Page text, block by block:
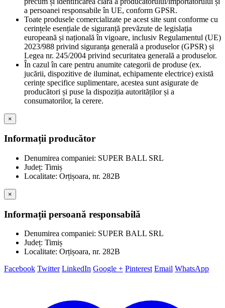
a persoanei responsabile în UE, conform GPSR.
Toate produsele comercializate pe acest site sunt conforme cu
cerințele esențiale de siguranță prevăzute de legislația
europeană și națională în vigoare, inclusiv Regulamentul (UE)
2023/988 privind siguranța generală a produselor (GPSR) și
Legea nr. 245/2004 privind securitatea generală a produselor.
În cazul în care pentru anumite categorii de produse (ex.
jucării, dispozitive de iluminat, echipamente electrice) există
cerințe specifice suplimentare, acestea sunt asigurate de
producători și puse la dispoziția autorităților și a
consumatorilor, la cerere.
×
Informații producător
Denumirea companiei: SUPER BALL SRL
Județ: Timiș
Localitate: Orțișoara, nr. 282B
×
Informații persoană responsabilă
Denumirea companiei: SUPER BALL SRL
Județ: Timiș
Localitate: Orțișoara, nr. 282B
Facebook Twitter LinkedIn Google + Pinterest Email WhatsApp